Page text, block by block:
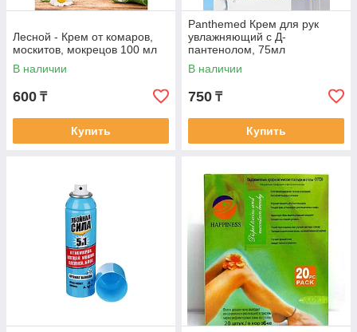
Лесной - Крем от комаров,
москитов, мокрецов 100 мл
В наличии
600 ₸
Купить
Panthemed Крем для рук
увлажняющий с Д-
пантенолом, 75мл
В наличии
750 ₸
Купить